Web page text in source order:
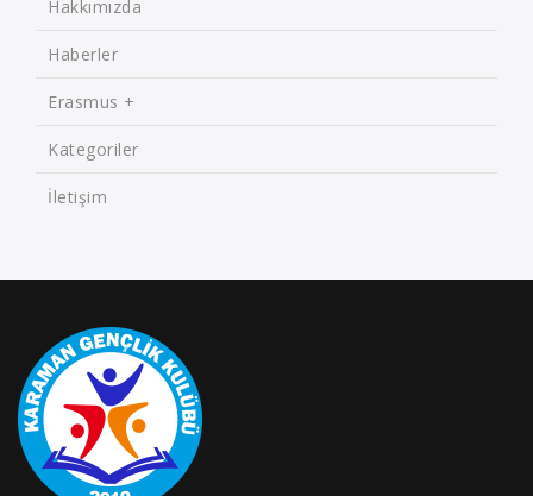
Hakkımızda
Haberler
Erasmus +
Kategoriler
İletişim